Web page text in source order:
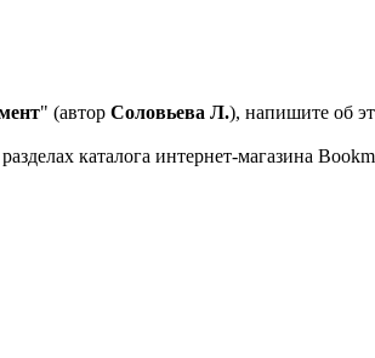
" (автор Соловьева Л.), напишите об
каталога интернет-магазина